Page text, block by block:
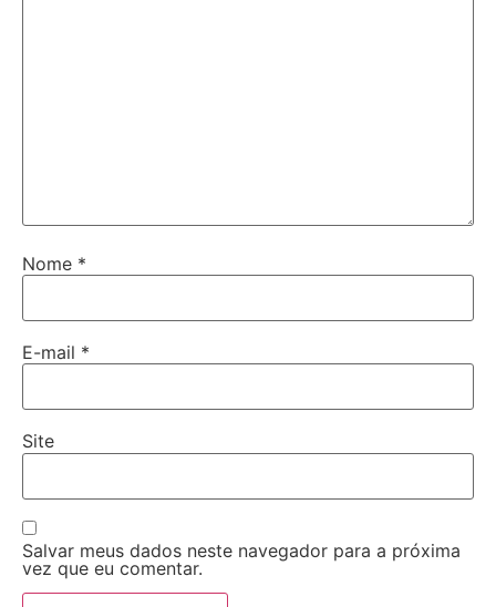
Nome *
E-mail *
Site
Salvar meus dados neste navegador para a próxima
vez que eu comentar.